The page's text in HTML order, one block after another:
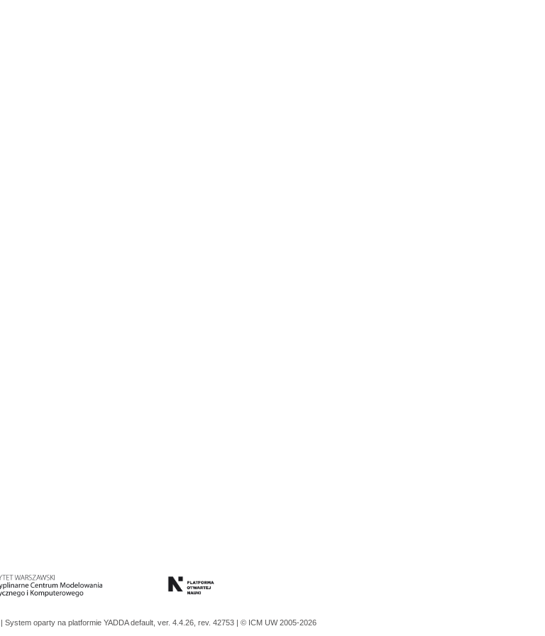
| System oparty na platformie YADDAdefault, ver. 4.4.26, rev. 42753 | © ICM UW 2005-2026